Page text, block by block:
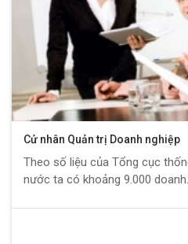
Cử nhân Quản trị Doanh nghiệp
Theo số liệu của Tổng cục
nước ta có khoảng 9.000